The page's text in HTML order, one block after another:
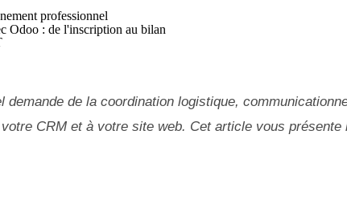
professionnel
demande de la coordination logistique,
CRM et à votre site web. Cet article vous